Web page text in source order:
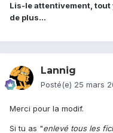
Lis-le attentivement, tout
de plus...
Lannig
Posté(e) 25 mars
Merci pour la modif.
Si tu as "enlevé tous les